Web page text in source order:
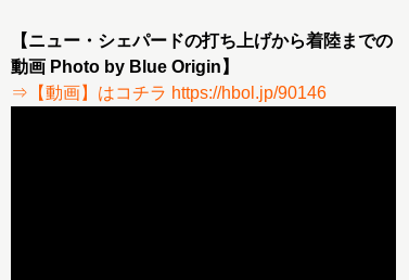
【ニュー・シェパードの打ち上げから着陸までの
動画 Photo by Blue Origin】
⇒【動画】はコチラ https://hbol.jp/90146